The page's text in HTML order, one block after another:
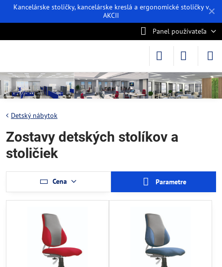
✕
Kancelárske stoličky, kancelárske kreslá a ergonomické stoličky v
AKCII
Panel používateľa
Detský nábytok
Zostavy detských stolíkov a
stoličiek
Cena Parametre